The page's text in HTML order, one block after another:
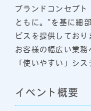
ブランドコンセプト
ともに。”を基に細
ビスを提供しており
お客様の幅広い業務
「使いやすい」シ
イベント概要